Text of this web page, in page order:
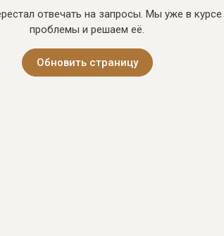
отвечать на запросы. Мы уже в курсе
проблемы и решаем её.
Обновить страницу